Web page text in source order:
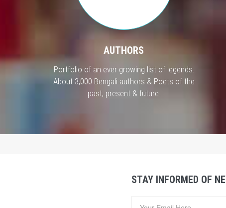
AUTHORS
Portfolio of an ever growing list of legends.
About 3,000 Bengali authors & Poets of the
past, present & future.
STAY INFORMED OF